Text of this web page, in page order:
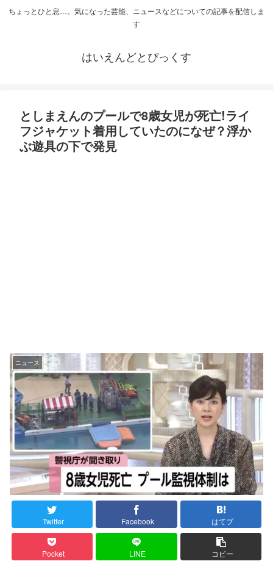
ちょっとひと息…。気になった芸能、ニュースなどについての記事を配信しま
す
はいえんどとぴっくす
としまえんのプールで8歳女児が死亡!ライ
フジャケット着用していたのになぜ？浮か
ぶ遊具の下で発見
ニュース
Twitter Facebook はてブ
Pocket LINE コピー